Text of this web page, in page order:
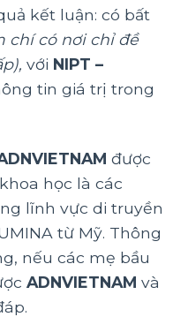
kết luận: có bất
chí có nơi chỉ đề
với NIPT –
tin giá trị trong
được
học là các
lĩnh vực di truyền
từ Mỹ. Thông
nếu các mẹ bầu
ADNVIETNAM và